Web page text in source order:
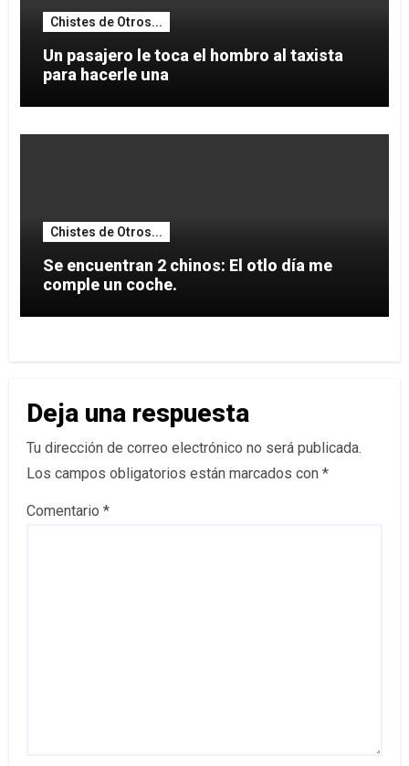
Chistes de Otros...
Un pasajero le toca el hombro al taxista
para hacerle una
Chistes de Otros...
Se encuentran 2 chinos: El otlo día me
comple un coche.
Deja una respuesta
Tu dirección de correo electrónico no será publicada.
Los campos obligatorios están marcados con *
Comentario *